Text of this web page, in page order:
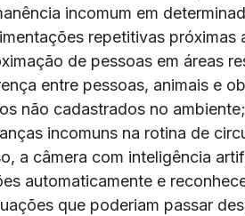
incomum em
repetitivas próximas
de pessoas em áreas
entre pessoas, animais e
não cadastrados no ambiente;
incomuns na rotina de
a câmera com inteligência
automaticamente e
que poderiam passar